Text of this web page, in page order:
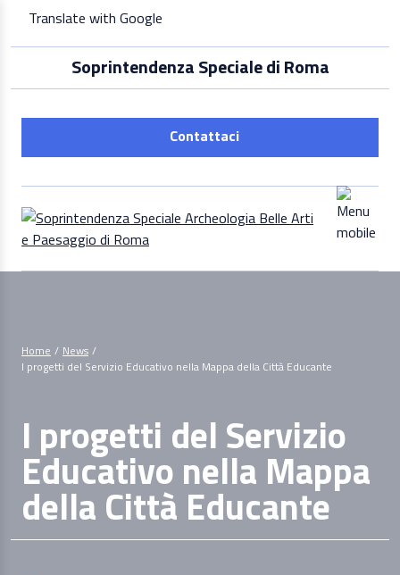
content
Translate with Google
Soprintendenza Speciale di Roma
Contattaci
Home / News /
I progetti del Servizio Educativo nella Mappa della Città Educante
I progetti del Servizio
Educativo nella Mappa
della Città Educante